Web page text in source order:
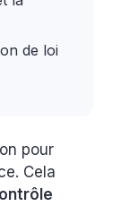
de loi
pour
Cela